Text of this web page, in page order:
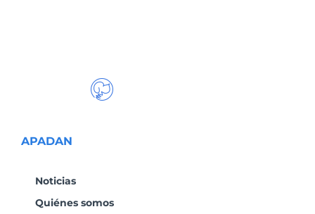
APADAN
Noticias
Quiénes somos